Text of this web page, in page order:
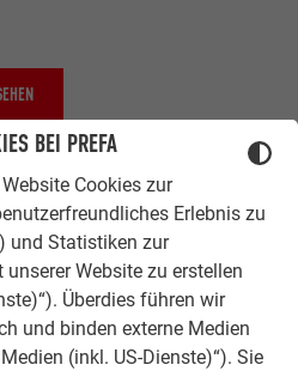
BEI PREFA
Cookies zur
Erlebnis zu
und Statistiken zur
Website zu erstellen
Überdies führen wir
und binden externe Medien
(inkl. US-Dienste)“). Sie